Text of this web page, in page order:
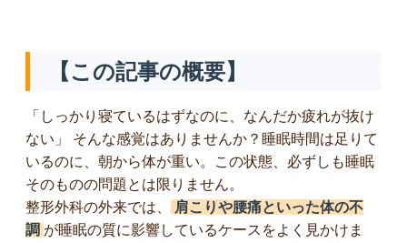
打撲・ねんざ・骨折・傷など
肩・腰・膝の痛み
しびれ・神経痛にお悩みの方へ
外反母趾にお悩みの方へ
【この記事の概要】
「しっかり寝ているはずなのに、なんだか疲れが抜け
ない」 そんな感覚はありませんか？睡眠時間は足りて
いるのに、朝から体が重い。この状態、必ずしも睡眠
そのものの問題とは限りません。
整形外科の外来では、
肩こりや腰痛といった体の不
調 が睡眠の質に影響しているケースをよく見かけま